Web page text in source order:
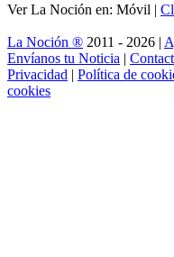
Ver La Noción en: Móvil |
La Noción ® 2011 - 2026 |
Envíanos tu Noticia |
Privacidad | Política de
cookies